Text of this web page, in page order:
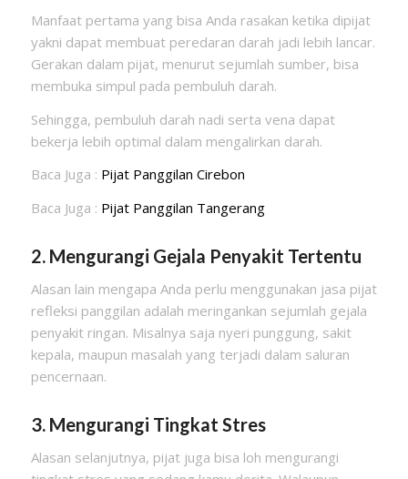
Manfaat pertama yang bisa Anda rasakan ketika dipijat
yakni dapat membuat peredaran darah jadi lebih lancar.
Gerakan dalam pijat, menurut sejumlah sumber, bisa
membuka simpul pada pembuluh darah.
Sehingga, pembuluh darah nadi serta vena dapat
bekerja lebih optimal dalam mengalirkan darah.
Baca Juga : Pijat Panggilan Cirebon
Baca Juga : Pijat Panggilan Tangerang
2. Mengurangi Gejala Penyakit Tertentu
Alasan lain mengapa Anda perlu menggunakan jasa pijat
refleksi panggilan adalah meringankan sejumlah gejala
penyakit ringan. Misalnya saja nyeri punggung, sakit
kepala, maupun masalah yang terjadi dalam saluran
pencernaan.
3. Mengurangi Tingkat Stres
Alasan selanjutnya, pijat juga bisa loh mengurangi